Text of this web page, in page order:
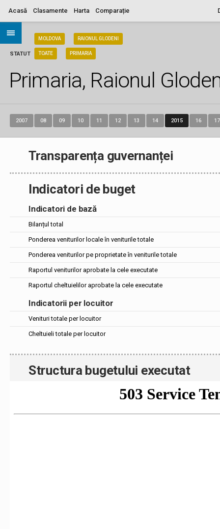
Acasă Clasamente Harta Comparație
STATUT
MOLDOVA RAIONUL GLODENI
TOATE PRIMARIA
Primaria, Raionul
2007 08 09 10 11 12 13 14 2015 16 17
Transparența guvernanței
Indicatori de buget
Indicatori de bază
Bilanțul total
Ponderea veniturilor locale în veniturile totale
Ponderea veniturilor pe proprietate în veniturile totale
Raportul veniturilor aprobate la cele executate
Raportul cheltuielilor aprobate la cele executate
Indicatorii per locuitor
Venituri totale per locuitor
Cheltuieli totale per locuitor
Structura bugetului executat